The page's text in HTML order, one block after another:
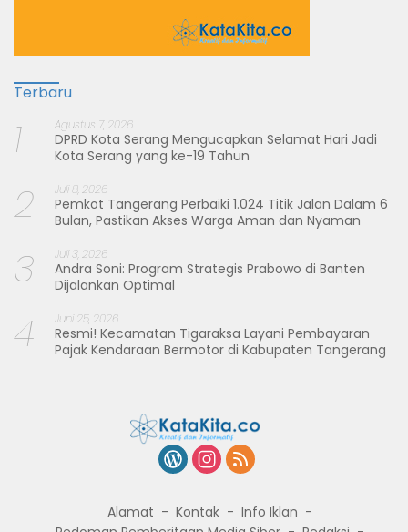
Terbaru
1 Agustus 7, 2026
DPRD Kota Serang Mengucapkan Selamat Hari Jadi
Kota Serang yang ke-19 Tahun
2 Juli 8, 2026
Pemkot Tangerang Perbaiki 1.024 Titik Jalan Dalam 6
Bulan, Pastikan Akses Warga Aman dan Nyaman
3 Juli 3, 2026
Andra Soni: Program Strategis Prabowo di Banten
Dijalankan Optimal
4 Juni 25, 2026
Resmi! Kecamatan Tigaraksa Layani Pembayaran
Pajak Kendaraan Bermotor di Kabupaten Tangerang
Alamat Kontak
Info Iklan